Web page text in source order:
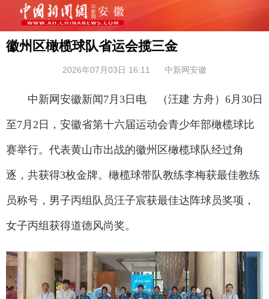
徽州区橄榄球队省运会揽三金
2026年07月03日 16:11 中新网安徽
中新网安徽新闻7月3日电 （汪建 方舟）6月30日
至7月2日，安徽省第十六届运动会青少年部橄榄球比
赛举行。代表黄山市出战的徽州区橄榄球队经过角
逐，共获得3枚金牌。橄榄球带队教练李梅获最佳教练
员称号，男子丙组队员汪子宸获最佳达阵球员奖项，
女子丙组获得道德风尚奖。